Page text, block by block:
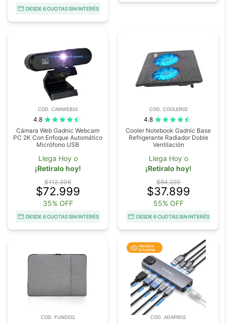
DESDE 6 CUOTAS SIN INTERÉS
COD. CAMWEB10
4.8
Cámara Web Gadnic Webcam
PC 2K Con Enfoque Automático
Micrófono USB
Llega Hoy o
¡Retiralo hoy!
$112.306
$72.999
35% OFF
DESDE 6 CUOTAS SIN INTERÉS
COD. COOLER02
4.8
Cooler Notebook Gadnic Base
Refrigerante Radiador Doble
Ventilación
Llega Hoy o
¡Retiralo hoy!
$84.220
$37.899
55% OFF
DESDE 6 CUOTAS SIN INTERÉS
COD. FUND011 COD. ADAP0011